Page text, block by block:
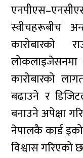
स्वीचहरूबीच
कारोबारको
कारोबारको
बढाउने र
बनाउने अपेक्षा
नेपालकै कार्ड
विश्वास गरिएको